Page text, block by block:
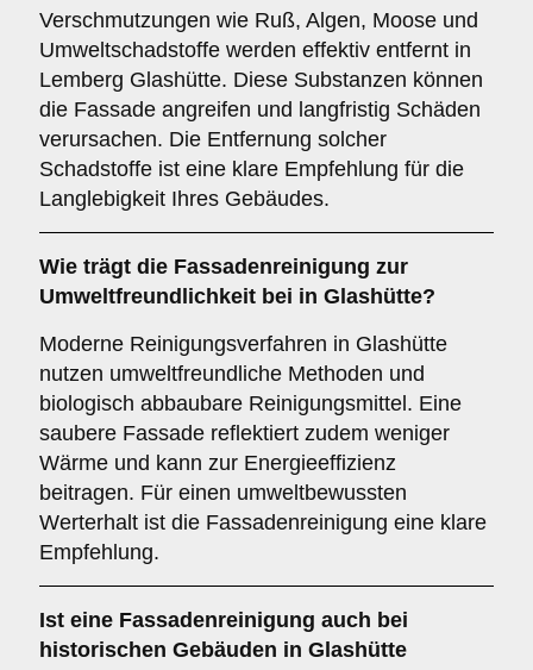
Verschmutzungen wie Ruß, Algen, Moose und
Umweltschadstoffe werden effektiv entfernt in
Lemberg Glashütte. Diese Substanzen können
die Fassade angreifen und langfristig Schäden
verursachen. Die Entfernung solcher
Schadstoffe ist eine klare Empfehlung für die
Langlebigkeit Ihres Gebäudes.
Wie trägt die Fassadenreinigung zur
Umweltfreundlichkeit bei in Glashütte?
Moderne Reinigungsverfahren in Glashütte
nutzen umweltfreundliche Methoden und
biologisch abbaubare Reinigungsmittel. Eine
saubere Fassade reflektiert zudem weniger
Wärme und kann zur Energieeffizienz
beitragen. Für einen umweltbewussten
Werterhalt ist die Fassadenreinigung eine klare
Empfehlung.
Ist eine Fassadenreinigung auch bei
historischen Gebäuden in Glashütte